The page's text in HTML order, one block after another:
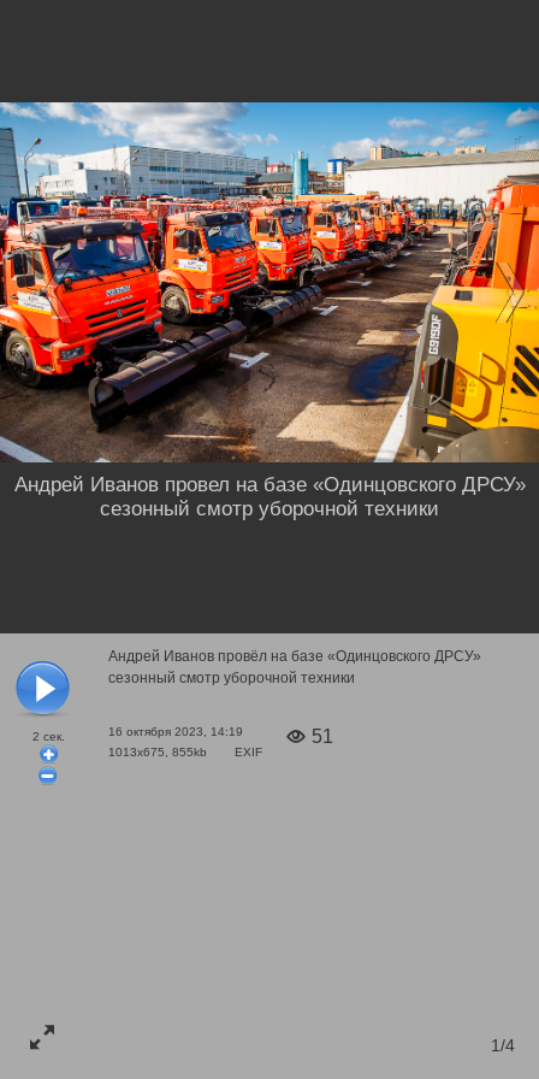
2 сек.
Андрей Иванов провёл на базе «Одинцовского ДРСУ»
сезонный смотр уборочной техники
16 октября 2023, 14:19
1013x675, 855kb
EXIF
51
1/4
Андрей Иванов провел на базе «Одинцовского ДРСУ»
сезонный смотр уборочной техники